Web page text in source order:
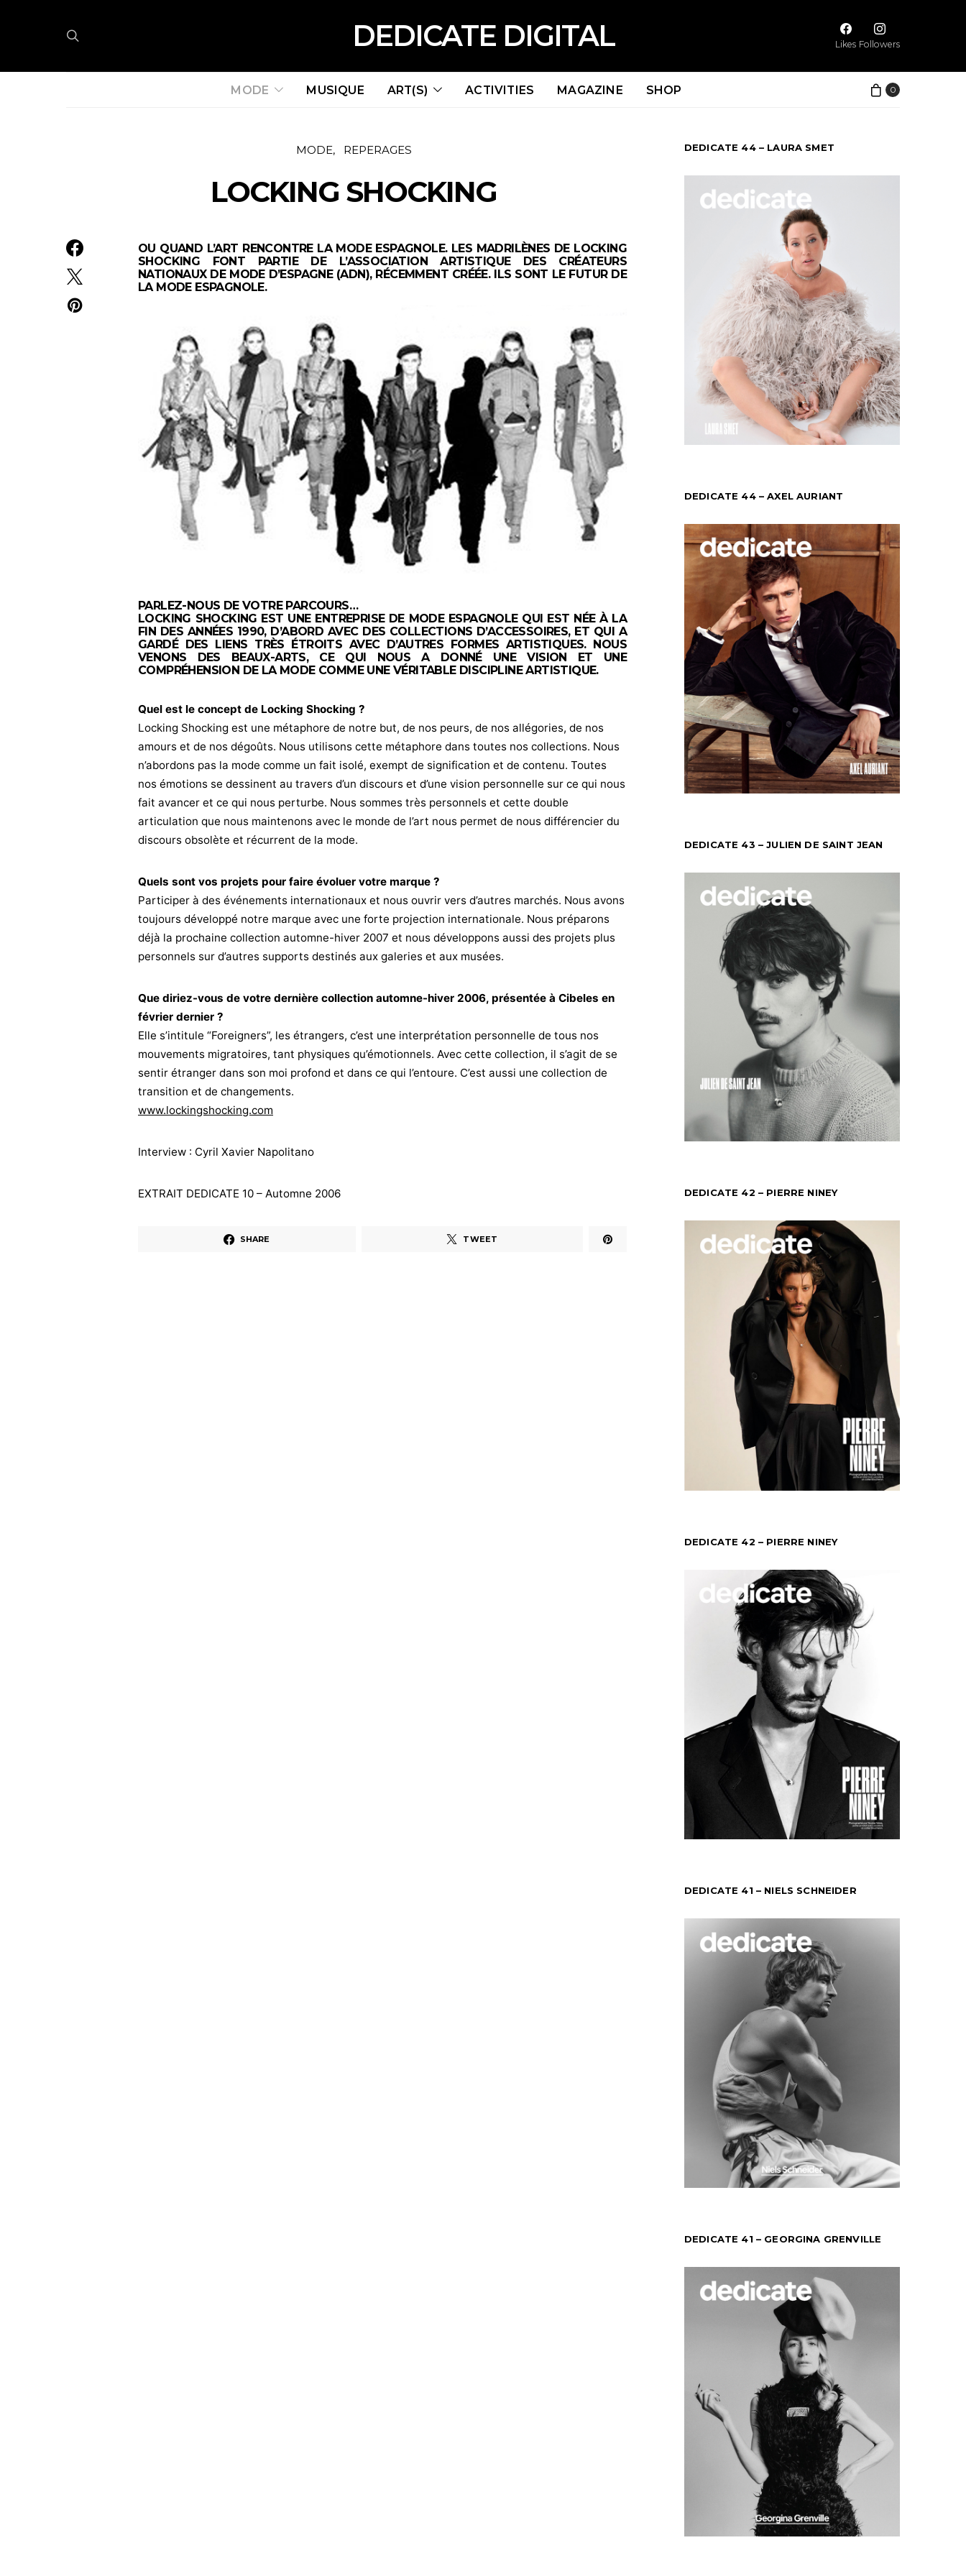
DEDICATE DIGITAL Likes Followers
MODE MUSIQUE ART(S) ACTIVITIES MAGAZINE SHOP 0
MODE REPERAGES
LOCKING SHOCKING
OU QUAND L’ART RENCONTRE LA MODE ESPAGNOLE. LES MADRILÈNES DE LOCKING
SHOCKING FONT PARTIE DE L’ASSOCIATION ARTISTIQUE DES CRÉATEURS
NATIONAUX DE MODE D’ESPAGNE (ADN), RÉCEMMENT CRÉÉE. ILS SONT LE FUTUR DE
LA MODE ESPAGNOLE.
PARLEZ-NOUS DE VOTRE PARCOURS…
LOCKING SHOCKING EST UNE ENTREPRISE DE MODE ESPAGNOLE QUI EST NÉE À LA
FIN DES ANNÉES 1990, D’ABORD AVEC DES COLLECTIONS D’ACCESSOIRES, ET QUI A
GARDÉ DES LIENS TRÈS ÉTROITS AVEC D’AUTRES FORMES ARTISTIQUES. NOUS
VENONS DES BEAUX-ARTS, CE QUI NOUS A DONNÉ UNE VISION ET UNE
COMPRÉHENSION DE LA MODE COMME UNE VÉRITABLE DISCIPLINE ARTISTIQUE.
Quel est le concept de Locking Shocking ?
Locking Shocking est une métaphore de notre but, de nos peurs, de nos allégories, de nos
amours et de nos dégoûts. Nous utilisons cette métaphore dans toutes nos collections. Nous
n’abordons pas la mode comme un fait isolé, exempt de signification et de contenu. Toutes
nos émotions se dessinent au travers d’un discours et d’une vision personnelle sur ce qui nous
fait avancer et ce qui nous perturbe. Nous sommes très personnels et cette double
articulation que nous maintenons avec le monde de l’art nous permet de nous différencier du
discours obsolète et récurrent de la mode.
Quels sont vos projets pour faire évoluer votre marque ?
Participer à des événements internationaux et nous ouvrir vers d’autres marchés. Nous avons
toujours développé notre marque avec une forte projection internationale. Nous préparons
déjà la prochaine collection automne-hiver 2007 et nous développons aussi des projets plus
personnels sur d’autres supports destinés aux galeries et aux musées.
Que diriez-vous de votre dernière collection automne-hiver 2006, présentée à Cibeles en
février dernier ?
Elle s’intitule “Foreigners”, les étrangers, c’est une interprétation personnelle de tous nos
mouvements migratoires, tant physiques qu’émotionnels. Avec cette collection, il s’agit de se
sentir étranger dans son moi profond et dans ce qui l’entoure. C’est aussi une collection de
transition et de changements.
www.lockingshocking.com
Interview : Cyril Xavier Napolitano
EXTRAIT DEDICATE 10 – Automne 2006
SHARE TWEET
DEDICATE 44 – LAURA SMET
DEDICATE 44 – AXEL AURIANT
DEDICATE 43 – JULIEN DE SAINT JEAN
DEDICATE 42 – PIERRE NINEY
DEDICATE 42 – PIERRE NINEY
DEDICATE 41 – NIELS SCHNEIDER
DEDICATE 41 – GEORGINA GRENVILLE